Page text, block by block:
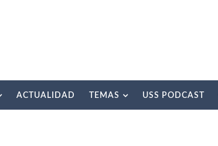
ACTUALIDAD TEMAS USS PODCAST